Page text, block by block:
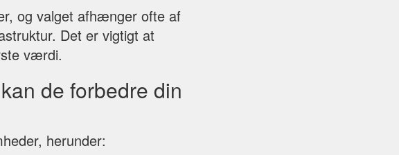
og valget afhænger ofte af
Det er vigtigt at
værdi.
de forbedre din
herunder: